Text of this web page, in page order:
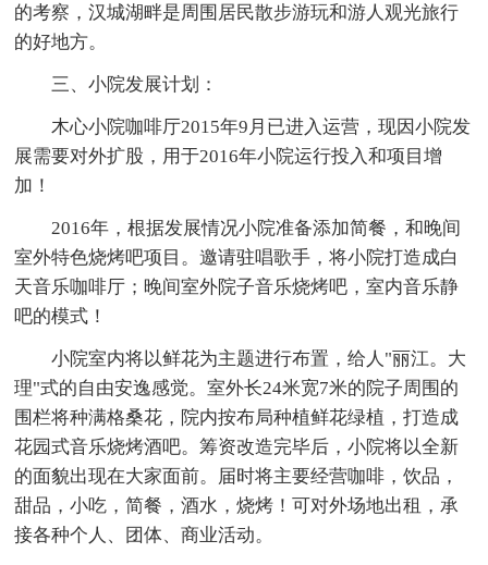
的考察，汉城湖畔是周围居民散步游玩和游人观光旅行
的好地方。
三、小院发展计划：
木心小院咖啡厅2015年9月已进入运营，现因小院发
展需要对外扩股，用于2016年小院运行投入和项目增
加！
2016年，根据发展情况小院准备添加简餐，和晚间
室外特色烧烤吧项目。邀请驻唱歌手，将小院打造成白
天音乐咖啡厅；晚间室外院子音乐烧烤吧，室内音乐静
吧的模式！
小院室内将以鲜花为主题进行布置，给人"丽江。大
理"式的自由安逸感觉。室外长24米宽7米的院子周围的
围栏将种满格桑花，院内按布局种植鲜花绿植，打造成
花园式音乐烧烤酒吧。筹资改造完毕后，小院将以全新
的面貌出现在大家面前。届时将主要经营咖啡，饮品，
甜品，小吃，简餐，酒水，烧烤！可对外场地出租，承
接各种个人、团体、商业活动。